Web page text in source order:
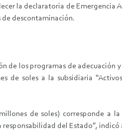
la declaratoria de Emergencia
de descontaminación.
de los programas de adecuación
de soles a la subsidiaria
de soles) corresponde a
responsabilidad del Estado”, indicó